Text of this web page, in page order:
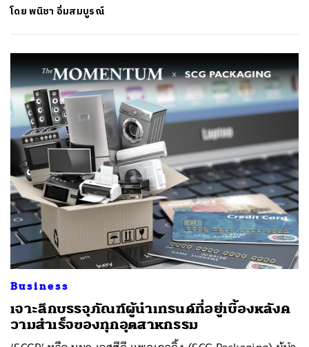
โดยพนิชา อิ่มสมบูรณ์
Business
เจาะลึกบรรจุภัณฑ์ผู้นำเทรนด์ที่อยู่เบื้องหลังค
วามสำเร็จของทุกอุตสาหกรรม